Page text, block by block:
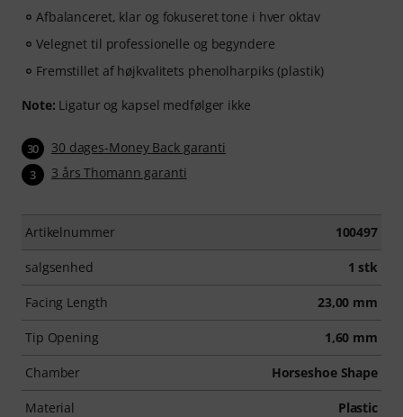
Afbalanceret, klar og fokuseret tone i hver oktav
Velegnet til professionelle og begyndere
Fremstillet af højkvalitets phenolharpiks (plastik)
Note: Ligatur og kapsel medfølger ikke
30 30 dages-Money Back garanti
3 3 års Thomann garanti
Artikelnummer 100497
salgsenhed 1 stk
Facing Length 23,00 mm
Tip Opening 1,60 mm
Chamber Horseshoe Shape
Material Plastic